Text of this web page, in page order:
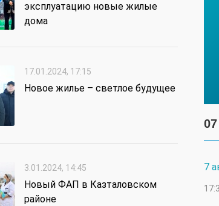
эксплуатацию новые жилые
дома
17.01.2024, 17:15
Новое жилье – светлое будущее
3.01.2024, 14:45
Новый ФАП в Казталовском
районе
7